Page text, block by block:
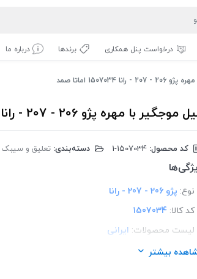
درخواست پنل همکاری برندها درباره ما
1507034 اماتا صمد
با مهره پژو 206 - 207 - رانا 1507034 اماتا صمد
کد محصول: دسته‌بندی: تعلیق و سیبک
نوع: پژو 206 - 207 - رانا
کد کالا: 1507034
لیست محصولات: ایرانی
برند:اماتا صمد
بیشتر